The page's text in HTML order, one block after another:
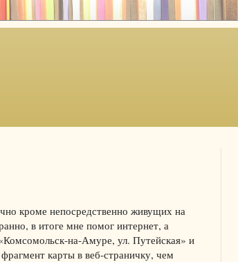
кроме непосредственно живущих на
в итоге мне помог интернет, а
на-Амуре, ул. Путейская» и
карты в веб-страничку, чем